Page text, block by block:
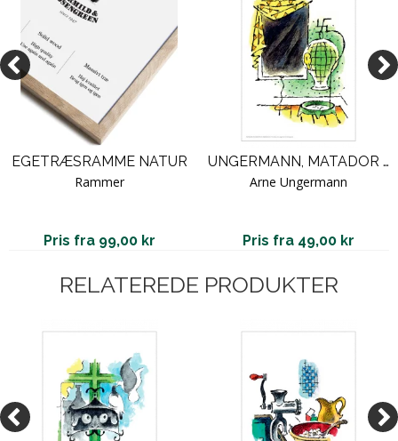
EGETRÆSRAMME NATUR
Rammer
Pris fra 99,00 kr
UNGERMANN, MATADOR SERIEN - 12 / U 12
Arne Ungermann
Pris fra 49,00 kr
RELATEREDE PRODUKTER